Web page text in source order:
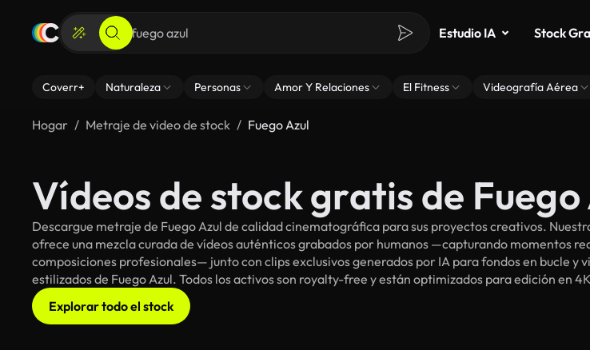
Estudio IA Stock
Coverr+ Naturaleza Personas Amor Y Relaciones El Fitness Videografía Aérea
Hogar Metraje de video de stock Fuego Azul
Vídeos de stock gratis de Fuego
Descargue metraje de Fuego Azul de calidad cinematográfica para sus proyectos creativos.
ofrece una mezcla curada de vídeos auténticos grabados por humanos —capturando momentos
composiciones profesionales— junto con clips exclusivos generados por IA para fondos en bucle y
estilizados de Fuego Azul. Todos los activos son royalty-free y están optimizados para edición en
Explorar todo el stock